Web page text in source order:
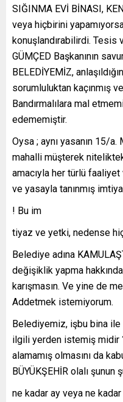
SIĞINMA EVİ BİNASI,
veya hiçbirini
konuşlandırabilirdi. Tesis
GÜMÇED Başkanının
BELEDİYEMİZ,
sorumluluktan kaçınmış
Bandırmalılara mal
edememiştir.
Oysa ; aynı yasanın 15/
mahalli müşterek
amacıyla her türlü
ve yasayla tanınmış
! Bu im
tiyaz ve yetki, nedense hiç
Belediye adına
değişiklik yapma
karışmasın. Ve yine de
Addetmek istemiyorum.
Belediyemiz, işbu bina
ilgili yerden istemiş midir
alamamış olmasını da
BÜYÜKŞEHİR olalı şunun
ne kadar ay veya ne kadar